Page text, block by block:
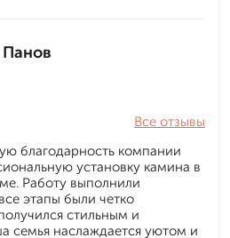
Все отзывы
благодарность компании
установку камина в
Работу выполнили
этапы были четко
стильным и
семья наслаждается уютом и